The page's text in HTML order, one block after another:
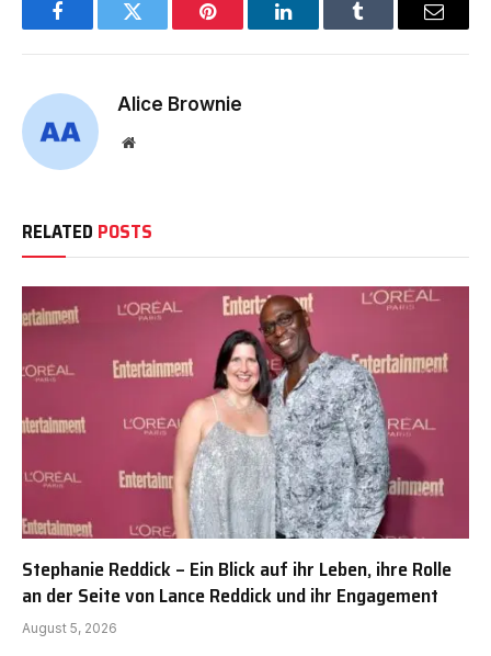
FacebookTwitter Pinterest LinkedInTumblr Email
Alice Brownie
Website
RELATED POSTS
Stephanie Reddick – Ein Blick auf ihr Leben, ihre Rolle
an der Seite von Lance Reddick und ihr Engagement
August 5, 2026